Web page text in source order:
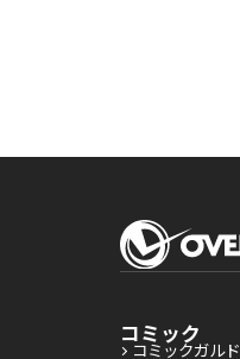
コミック
コミックガルド